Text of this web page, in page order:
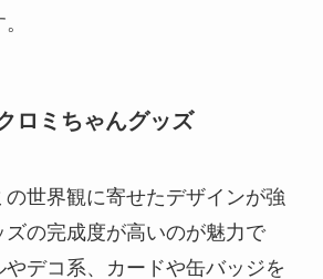
ロミちゃんグッズ
世界観に寄せたデザインが強
ズの完成度が高いのが魅力で
デコ系、カードや缶バッジを